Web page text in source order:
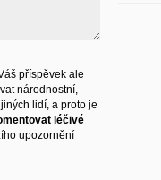
příspěvek ale
národnostní,
lidí, a proto je
léčivé
upozornění